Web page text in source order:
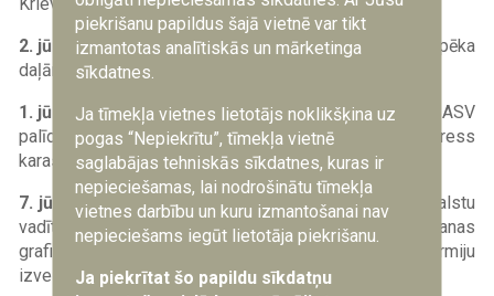
2. jūlijs — KF delegācija iesniedz sarakstu ar 84 karaspēka
daļām, ko paredz izvest līdz 1992. gada beigām.
1. jūlijs — ASV Senāts pieņem priekšlikumu ierobežot ASV
palīdzību Krievijai, ja netiks panākts nozīmīgs progress
karaspēka izvešanā no Baltijas valstīm.
7. jūlijs— pasaules septiņu vadošo ekonomisko lielvalstu
vadītāji Minhenē aicina Krieviju izstrādāt armijas izvešanas
grafiku no Baltijas valstīm. B. Jeļcins sola savu armiju
izvest līdz 1993. gada vidum.
piekrišanu papildus šajā vietnē var tikt
izmantotas analītiskās un mārketinga
sīkdatnes.
Ja tīmekļa vietnes lietotājs noklikšķina uz
pogas “Nepiekrītu”, tīmekļa vietnē
saglabājas tehniskās sīkdatnes, kuras ir
nepieciešamas, lai nodrošinātu tīmekļa
vietnes darbību un kuru izmantošanai nav
nepieciešams iegūt lietotāja piekrišanu.
Ja piekrītat šo papildu sīkdatņu